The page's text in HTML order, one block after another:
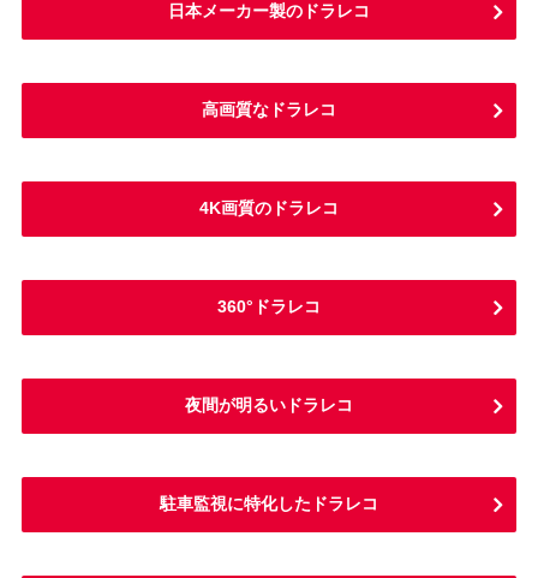
日本メーカー製のドラレコ
高画質なドラレコ
4K画質のドラレコ
360°ドラレコ
夜間が明るいドラレコ
駐車監視に特化したドラレコ